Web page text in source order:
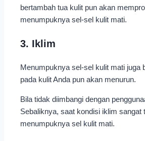
bertambah tua kulit pun akan
menumpuknya sel-sel kulit mati.
3. Iklim
Menumpuknya sel-sel kulit mati juga
pada kulit Anda pun akan menurun.
Bila tidak diimbangi dengan
Sebaliknya, saat kondisi iklim sangat
menumpuknya sel kulit mati.